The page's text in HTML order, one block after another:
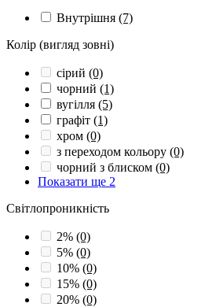
Внутрішня (7)
Колір (вигляд зовні)
сірий (0)
чорний (1)
вугілля (5)
графіт (1)
хром (0)
з переходом кольору (0)
чорний з блиском (0)
Показати ще 2
Світлопроникність
2% (0)
5% (0)
10% (0)
15% (0)
20% (0)